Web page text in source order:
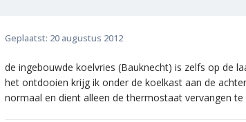
Geplaatst: 20 augustus 2012
de ingebouwde koelvries (Bauknecht) is zelfs op de
het ontdooien krijg ik onder de koelkast aan de
normaal en dient alleen de thermostaat vervangen